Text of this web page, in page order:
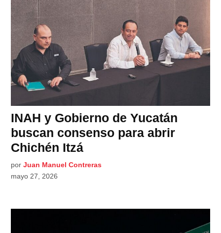
INAH y Gobierno de Yucatán
buscan consenso para abrir
Chichén Itzá
por Juan Manuel Contreras
mayo 27, 2026